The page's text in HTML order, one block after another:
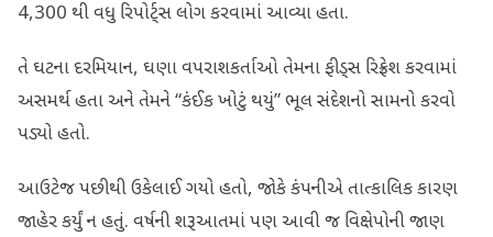
4,300 થી વધુ રિપોર્ટ્સ લોગ કરવામાં આવ્યા હતા.
તે ઘટના દરમિયાન, ઘણા વપરાશકર્તાઓ તેમના ફીડ્સ રિફ્રેશ કરવામાં
અસમર્થ હતા અને તેમને “કંઈક ખોટું થયું” ભૂલ સંદેશનો સામનો કરવો
પડ્યો હતો.
આઉટેજ પછીથી ઉકેલાઈ ગયો હતો, જોકે કંપનીએ તાત્કાલિક કારણ
જાહેર કર્યું ન હતું. વર્ષની શરૂઆતમાં પણ આવી જ વિક્ષેપોની જાણ